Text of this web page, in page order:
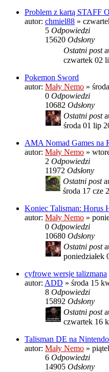
Problem z kartą STAFF
autor: chmiel88 »
5 Odpowiedzi
15620 Odsłony
Ostatni post
czwartek 02
Pokemon Sword
autor: Mały Nemo »
0 Odpowiedzi
10682 Odsłony
Ostatni post
środa 01 lip
AMA Nomad Games na
autor: Mały Nemo »
2 Odpowiedzi
11972 Odsłony
Ostatni post
środa 17 cze
Koniec Talisman: Horus
autor: Mały Nemo »
0 Odpowiedzi
10680 Odsłony
Ostatni post
poniedziałek
cyfrowe wersje talizmana
autor: ADD » środa 15
8 Odpowiedzi
15892 Odsłony
Ostatni post
czwartek 16
Talisman DE na
autor: Mały Nemo »
6 Odpowiedzi
14905 Odsłony